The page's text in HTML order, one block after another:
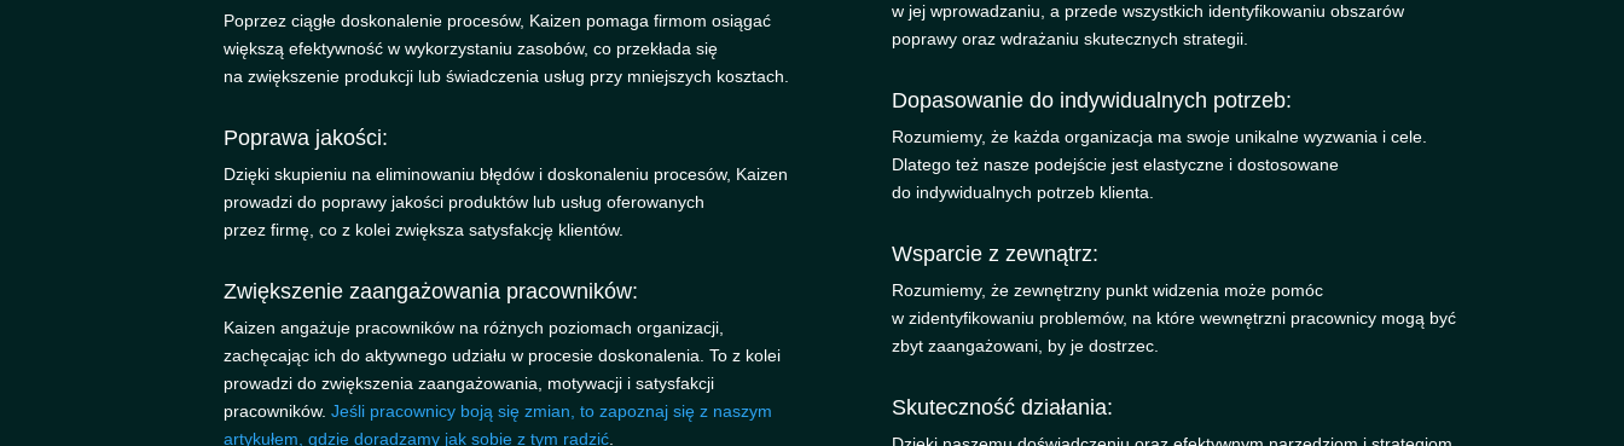
Poprzez ciągłe doskonalenie procesów, Kaizen pomaga firmom osiągać
większą efektywność w wykorzystaniu zasobów, co przekłada się
na zwiększenie produkcji lub świadczenia usług przy mniejszych kosztach.
Poprawa jakości:
Dzięki skupieniu na eliminowaniu błędów i doskonaleniu procesów, Kaizen
prowadzi do poprawy jakości produktów lub usług oferowanych
przez firmę, co z kolei zwiększa satysfakcję klientów.
Zwiększenie zaangażowania pracowników:
Kaizen angażuje pracowników na różnych poziomach organizacji,
zachęcając ich do aktywnego udziału w procesie doskonalenia. To z kolei
prowadzi do zwiększenia zaangażowania, motywacji i satysfakcji
pracowników. Jeśli pracownicy boją się zmian, to zapoznaj się z naszym
artykułem, gdzie doradzamy jak sobie z tym radzić.
w jej wprowadzaniu, a przede wszystkich identyfikowaniu obszarów
poprawy oraz wdrażaniu skutecznych strategii.
Dopasowanie do indywidualnych potrzeb:
Rozumiemy, że każda organizacja ma swoje unikalne wyzwania i cele.
Dlatego też nasze podejście jest elastyczne i dostosowane
do indywidualnych potrzeb klienta.
Wsparcie z zewnątrz:
Rozumiemy, że zewnętrzny punkt widzenia może pomóc
w zidentyfikowaniu problemów, na które wewnętrzni pracownicy mogą być
zbyt zaangażowani, by je dostrzec.
Skuteczność działania: